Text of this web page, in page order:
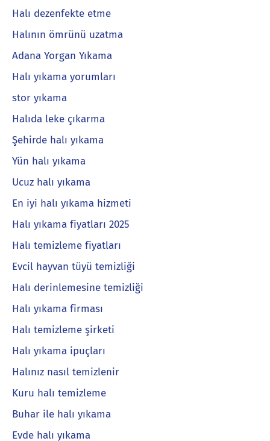
Halı dezenfekte etme
Halının ömrünü uzatma
Adana Yorgan Yıkama
Halı yıkama yorumları
stor yıkama
Halıda leke çıkarma
Şehirde halı yıkama
Yün halı yıkama
Ucuz halı yıkama
En iyi halı yıkama hizmeti
Halı yıkama fiyatları 2025
Halı temizleme fiyatları
Evcil hayvan tüyü temizliği
Halı derinlemesine temizliği
Halı yıkama firması
Halı temizleme şirketi
Halı yıkama ipuçları
Halınız nasıl temizlenir
Kuru halı temizleme
Buhar ile halı yıkama
Evde halı yıkama